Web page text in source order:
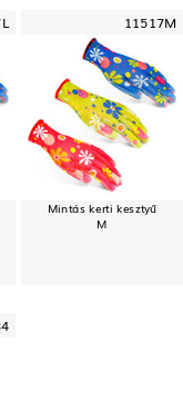
11517M
Mintás kerti kesztyű
M